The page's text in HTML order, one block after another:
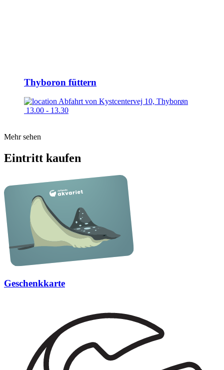
Thyboron füttern
Abfahrt von Kystcentervej 10, Thyborøn
13.00 - 13.30
Mehr sehen
Eintritt kaufen
Geschenkkarte